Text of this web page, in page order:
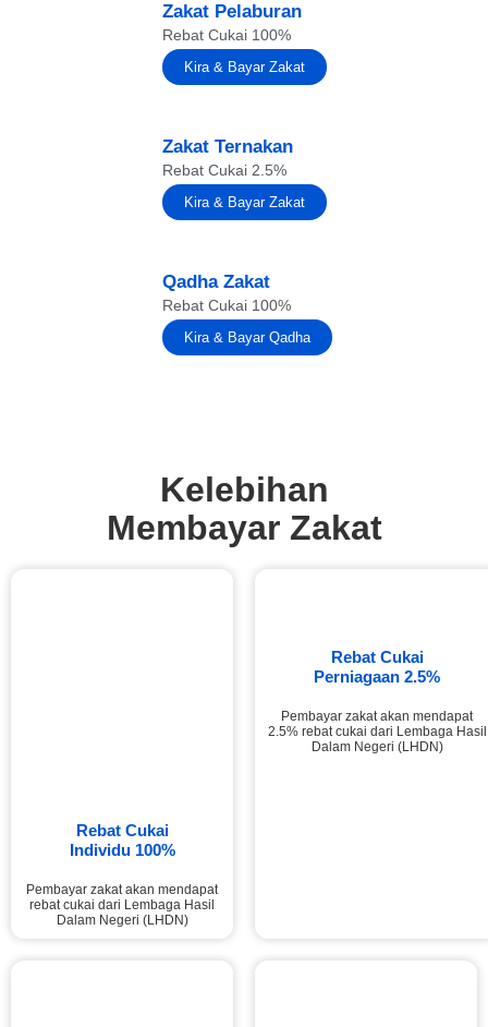
Zakat Pelaburan
Rebat Cukai 100%
Kira & Bayar Zakat
Zakat Ternakan
Rebat Cukai 2.5%
Kira & Bayar Zakat
Qadha Zakat
Rebat Cukai 100%
Kira & Bayar Qadha
Kelebihan
Membayar Zakat
Rebat Cukai
Individu 100%
Pembayar zakat akan mendapat
rebat cukai dari Lembaga Hasil
Dalam Negeri (LHDN)
Rebat Cukai
Perniagaan 2.5%
Pembayar zakat akan mendapat
2.5% rebat cukai dari Lembaga Hasil
Dalam Negeri (LHDN)